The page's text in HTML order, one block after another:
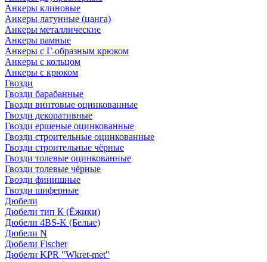
Анкеры клиновые
Анкеры латунные (цанга)
Анкеры металлические
Анкеры рамные
Анкеры с Г-образным крюком
Анкеры с кольцом
Анкеры с крюком
Гвозди
Гвозди барабанные
Гвозди винтовые оцинкованные
Гвозди декоративные
Гвозди ершеные оцинкованные
Гвозди строительные оцинкованные
Гвозди строительные чёрные
Гвозди толевые оцинкованные
Гвозди толевые чёрные
Гвозди финишные
Гвозди шиферные
Дюбели
Дюбели тип К (Ёжики)
Дюбели 4BS-K (Белые)
Дюбели N
Дюбели Fischer
Дюбели KPR "Wkret-met"